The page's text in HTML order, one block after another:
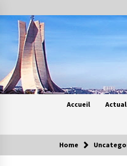
to
content
Accueil
Contes de
Home